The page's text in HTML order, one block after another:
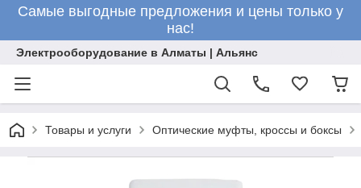
Самые выгодные предложения и цены только у
нас!
Электрооборудование в Алматы | Альянс
Товары и услуги Оптические муфты, кроссы и боксы